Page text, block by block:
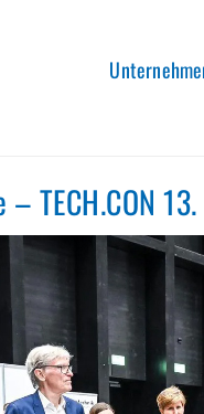
TECH.CON